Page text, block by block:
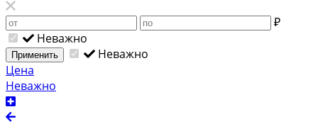
₽
Неважно
Применить
Неважно
Цена
Неважно